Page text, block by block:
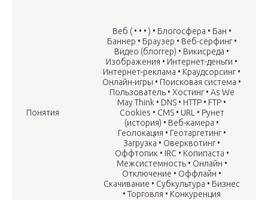
Понятия
Веб ( • • • ) • Блогосфера • Бан •
Баннер • Браузер • Веб-сёрфинг •
Видео (блоггер) • Викисреда •
Изображения • Интернет-деньги •
Интернет-реклама • Краудсорсинг •
Онлайн-игры • Поисковая система •
Пользователь • Хостинг • As We
May Think • DNS • HTTP • FTP •
Cookies • CMS • URL • Рунет
(история) • Веб-камера •
Геолокация • Геотаргетинг •
Загрузка • Оверквотинг •
Оффтопик • IRC • Копипаста •
Межсистемность • Онлайн •
Отключение • Оффлайн •
Скачивание • Субкультура • Бизнес
• Торговля • Конкуренция